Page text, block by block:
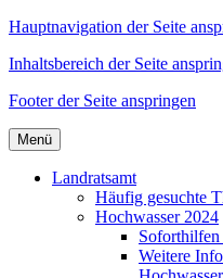
Hauptnavigation der Seite
Inhaltsbereich der Seite
Footer der Seite anspringen
Menü
Landratsamt
Häufig gesuchte
Hochwasser 2024
Soforthilfen
Weitere